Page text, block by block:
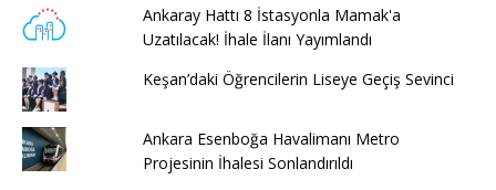
Ankaray Hattı 8 İstasyonla Mamak'a
Uzatılacak! İhale İlanı Yayımlandı
Keşan’daki Öğrencilerin Liseye Geçiş Sevinci
Ankara Esenboğa Havalimanı Metro
Projesinin İhalesi Sonlandırıldı